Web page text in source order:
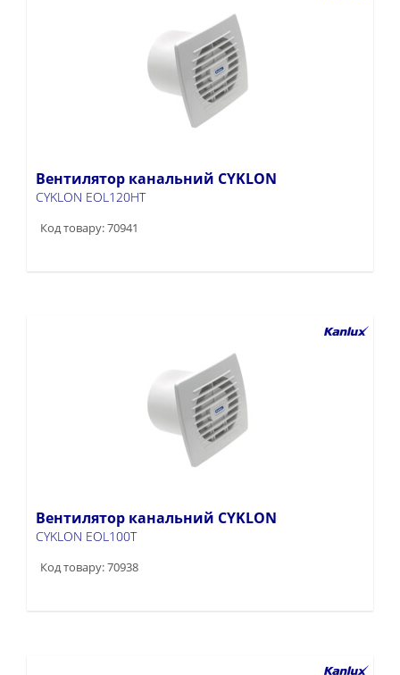
Вентилятор канальний CYKLON
CYKLON EOL120HT
Код товару: 70941
Вентилятор канальний CYKLON
CYKLON EOL100T
Код товару: 70938